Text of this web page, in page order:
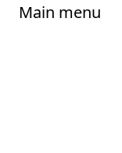
Main menu